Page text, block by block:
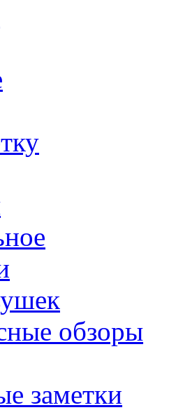
обзоры
заметки